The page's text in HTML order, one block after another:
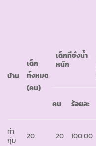
บ้าน
เด็ก
ทั้งหมด
(คน)
เด็กที่ชั่งน้ำ
หนัก
คน ร้อยละ
ท่า
กุ่ม
20 20 100.00